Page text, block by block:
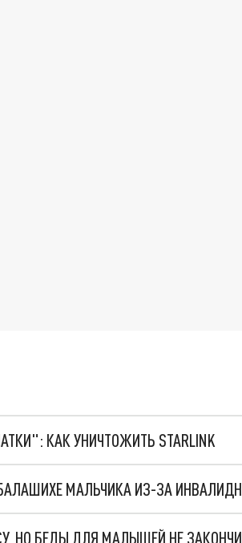
КАК УНИЧТОЖИТЬ STARLINK
МАЛЬЧИКА ИЗ-ЗА
НО БЕДЫ ДЛЯ МАЛЫШЕЙ НЕ